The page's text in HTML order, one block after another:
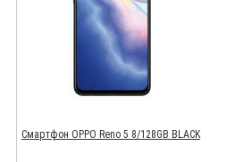
Смартфон OPPO Reno 5 8/128GB BLACK